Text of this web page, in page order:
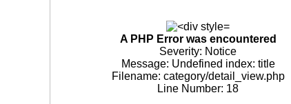
A PHP Error was encountered
Severity: Notice
Message: Undefined index: title
Filename: category/detail_view.php
Line Number: 18